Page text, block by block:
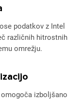
podatkov z Intel
različnih hitrostnih
omrežju.
omogoča izboljšano